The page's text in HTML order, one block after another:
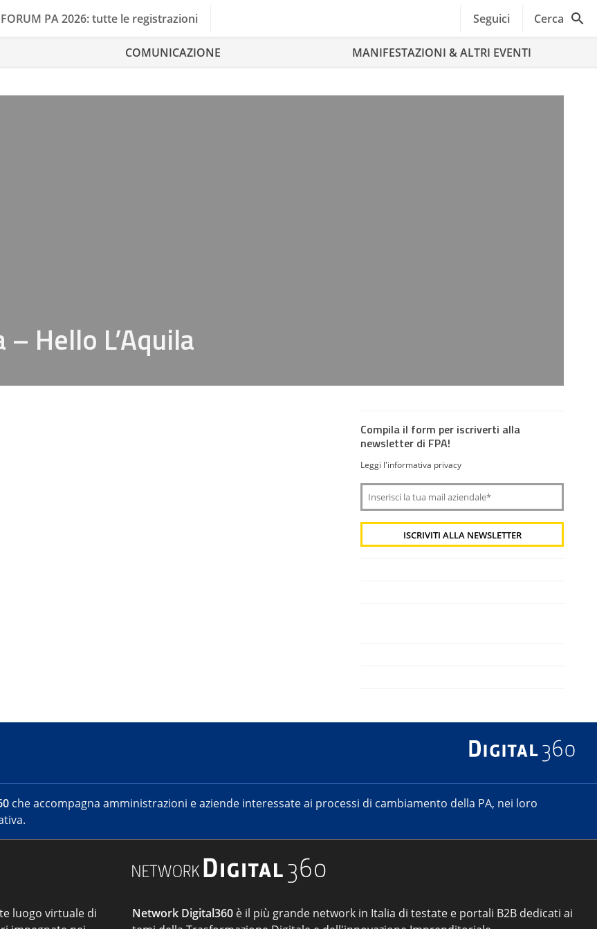
FORUM PA 2026: tutte le registrazioni Seguici Cerca
COMUNICAZIONE MANIFESTAZIONI & ALTRI EVENTI
– Hello L’Aquila
Compila il form per iscriverti alla
newsletter di FPA!
Leggi l'informativa privacy
che accompagna amministrazioni e aziende interessate ai processi di cambiamento della PA, nei loro
luogo virtuale di
Network Digital360 è il più grande network in Italia di testate e portali B2B dedicati ai